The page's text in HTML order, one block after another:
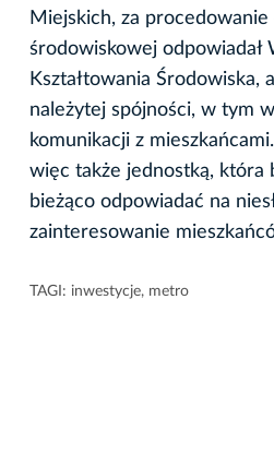
Miejskich, za procedowanie
środowiskowej odpowiadał
Kształtowania Środowiska,
należytej spójności, w tym
komunikacji z
więc także jednostką, która
bieżąco odpowiadać na
zainteresowanie
TAGI: inwestycje, metro